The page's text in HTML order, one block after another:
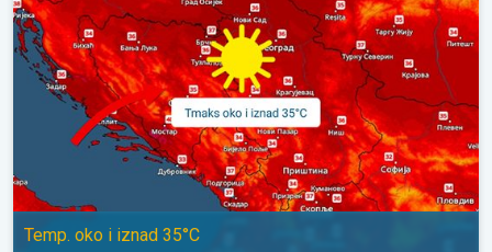
Temp. oko i iznad 35°C